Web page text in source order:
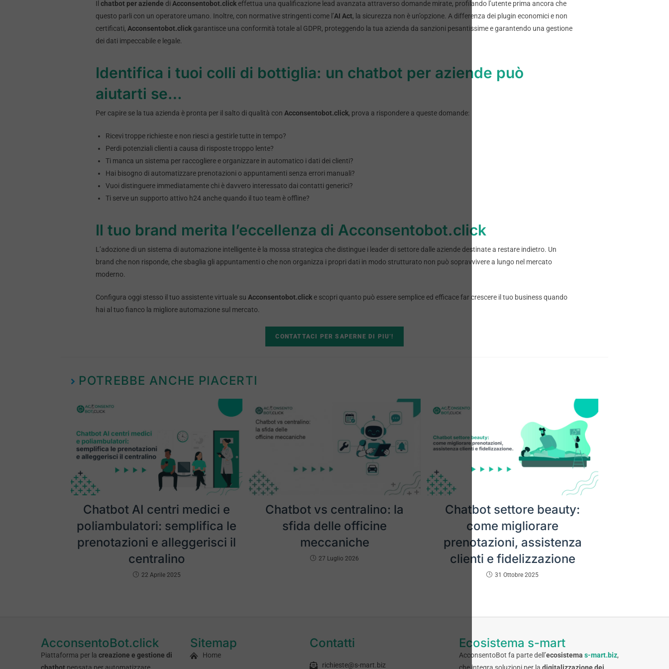
Il chatbot per aziende di Acconsentobot.click effettua una qualificazione lead avanzata attraverso domande mirate, profilando l’utente prima ancora che
questo parli con un operatore umano. Inoltre, con normative stringenti come l’AI Act, la sicurezza non è un’opzione. A differenza dei plugin economici e non
certificati, Acconsentobot.click garantisce una conformità totale al GDPR, proteggendo la tua azienda da sanzioni pesantissime e garantendo una gestione
dei dati impeccabile e legale.
Identifica i tuoi colli di bottiglia: un chatbot per aziende può
aiutarti se…
Per capire se la tua azienda è pronta per il salto di qualità con Acconsentobot.click, prova a rispondere a queste domande:
Ricevi troppe richieste e non riesci a gestirle tutte in tempo?
Perdi potenziali clienti a causa di risposte troppo lente?
Ti manca un sistema per raccogliere e organizzare in automatico i dati dei clienti?
Hai bisogno di automatizzare prenotazioni o appuntamenti senza errori manuali?
Vuoi distinguere immediatamente chi è davvero interessato dai contatti generici?
Ti serve un supporto attivo h24 anche quando il tuo team è offline?
Il tuo brand merita l’eccellenza di Acconsentobot.click
L’adozione di un sistema di automazione intelligente è la mossa strategica che distingue i leader di settore dalle aziende destinate a restare indietro. Un
brand che non risponde, che sbaglia gli appuntamenti o che non organizza i propri dati in modo strutturato non può sopravvivere a lungo nel mercato
moderno.
Configura oggi stesso il tuo assistente virtuale su Acconsentobot.click e scopri quanto può essere semplice ed efficace far crescere il tuo business quando
hai al tuo fianco la migliore automazione sul mercato.
CONTATTACI PER SAPERNE DI PIU’!
POTREBBE ANCHE PIACERTI
Chatbot AI centri medici e
poliambulatori: semplifica le
prenotazioni e alleggerisci il
centralino
22 Aprile 2025
Chatbot vs centralino: la
sfida delle officine
meccaniche
27 Luglio 2026
Chatbot settore beauty:
come migliorare
prenotazioni, assistenza
clienti e fidelizzazione
31 Ottobre 2025
AcconsentoBot.click
Piattaforma per la creazione e gestione di
Sitemap
Home
Contatti
richieste@s-mart.biz
Ecosistema s-mart
AcconsentoBot fa parte dell’ecosistema s-mart.biz,